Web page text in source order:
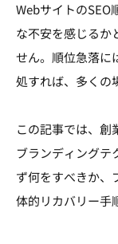
タイミン
定ができ
タイミン
速な回復
今後の順位
WebサイトのSEO
な不安を感じるか
せん。順位急落に
処すれば、多くの
この記事では、創
ブランディングテ
ず何をすべきか、
体的リカバリー手